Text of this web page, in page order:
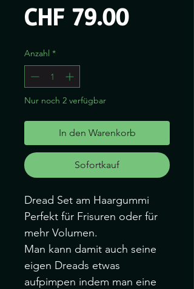
CHF 79.00Preis
Anzahl *
Nur noch 2 verfügbar
In den Warenkorb
Sofortkauf
Dread Set am Haargummi
Perfekt für Frisuren oder für
mehr Volumen.
Man kann damit auch seine
eigen Dreads etwas
aufpimpen indem man eine